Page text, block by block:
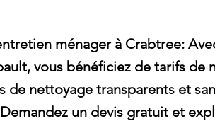
ménager à Crabtree:
vous bénéficiez de tarifs de
de nettoyage transparents et
un devis gratuit et